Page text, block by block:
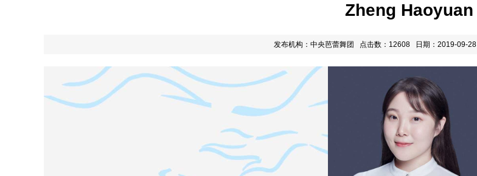
Zheng Haoyuan
发布机构：中央芭蕾舞团 点击数：12608 日期：2019-09-28